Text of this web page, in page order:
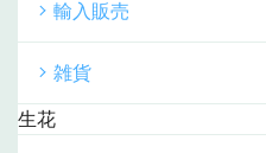
輸入販売
雑貨
生花